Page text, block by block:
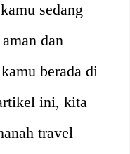
sedang
dan
berada di
ini, kita
travel